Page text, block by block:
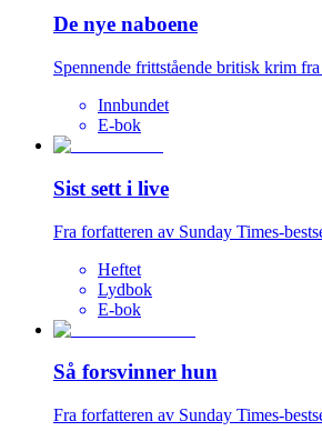
De nye naboene
Spennende frittstående britisk krim
Innbundet
E-bok
Sist sett i live
Fra forfatteren av Sunday Times-
Heftet
Lydbok
E-bok
Så forsvinner hun
Fra forfatteren av Sunday Times-